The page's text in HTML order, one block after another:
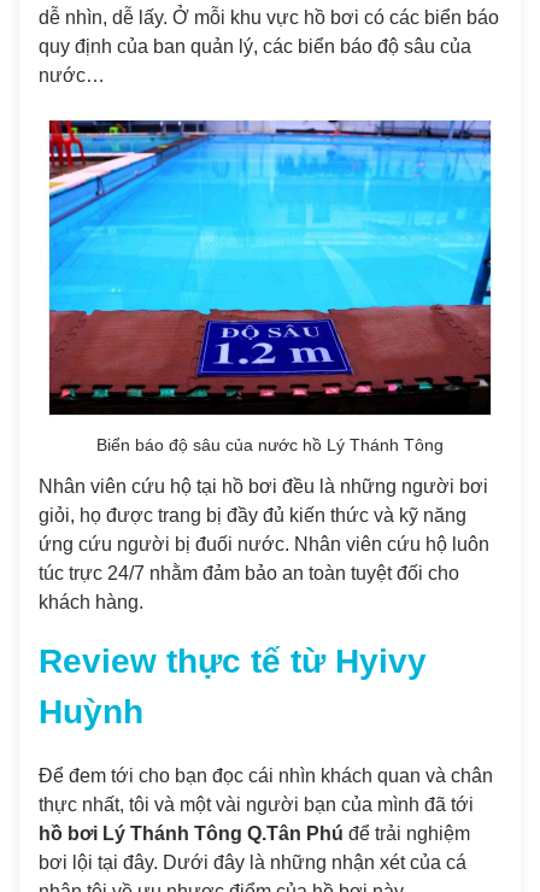
dễ nhìn, dễ lấy. Ở mỗi khu vực hồ bơi có các biển báo
quy định của ban quản lý, các biển báo độ sâu của
nước…
Biển báo độ sâu của nước hồ Lý Thánh Tông
Nhân viên cứu hộ tại hồ bơi đều là những người bơi
giỏi, họ được trang bị đầy đủ kiến thức và kỹ năng
ứng cứu người bị đuối nước. Nhân viên cứu hộ luôn
túc trực 24/7 nhằm đảm bảo an toàn tuyệt đối cho
khách hàng.
Review thực tế từ Hyivy
Huỳnh
Để đem tới cho bạn đọc cái nhìn khách quan và chân
thực nhất, tôi và một vài người bạn của mình đã tới
hồ bơi Lý Thánh Tông Q.Tân Phú để trải nghiệm
bơi lội tại đây. Dưới đây là những nhận xét của cá